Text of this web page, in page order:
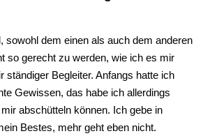
sowohl dem einen als auch dem anderen
so gerecht zu werden, wie ich es mir
ständiger Begleiter. Anfangs hatte ich
Gewissen, das habe ich allerdings
abschütteln können. Ich gebe in
Bestes, mehr geht eben nicht.